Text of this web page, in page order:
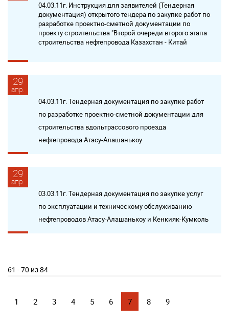
04.03.11г. Инструкция для заявителей (Тендерная
документация) открытого тендера по закупке работ по
разработке проектно-сметной документации по
проекту строительства "Второй очереди второго этапа
строительства нефтепровода Казахстан - Китай
29
апр.
04.03.11г. Тендерная документация по закупке работ
по разработке проектно-сметной документации для
строительства вдольтрассового проезда
нефтепровода Атасу-Алашанькоу
29
апр.
03.03.11г. Тендерная документация по закупке услуг
по эксплуатации и техническому обслуживанию
нефтепроводов Атасу-Алашанькоу и Кенкияк-Кумколь
61 - 70 из 84
1 2 3 4 5 6 7 8 9